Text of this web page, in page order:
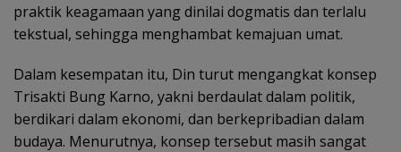
praktik keagamaan yang dinilai dogmatis dan terlalu
tekstual, sehingga menghambat kemajuan umat.
Dalam kesempatan itu, Din turut mengangkat konsep
Trisakti Bung Karno, yakni berdaulat dalam politik,
berdikari dalam ekonomi, dan berkepribadian dalam
budaya. Menurutnya, konsep tersebut masih sangat